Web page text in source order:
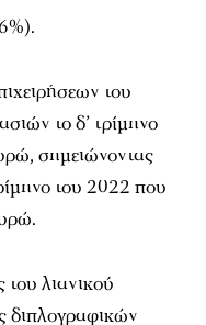
του
το δ’ τρίμηνο
σημειώνοντας
του 2022 που
του λιανικού
διπλογραφικών